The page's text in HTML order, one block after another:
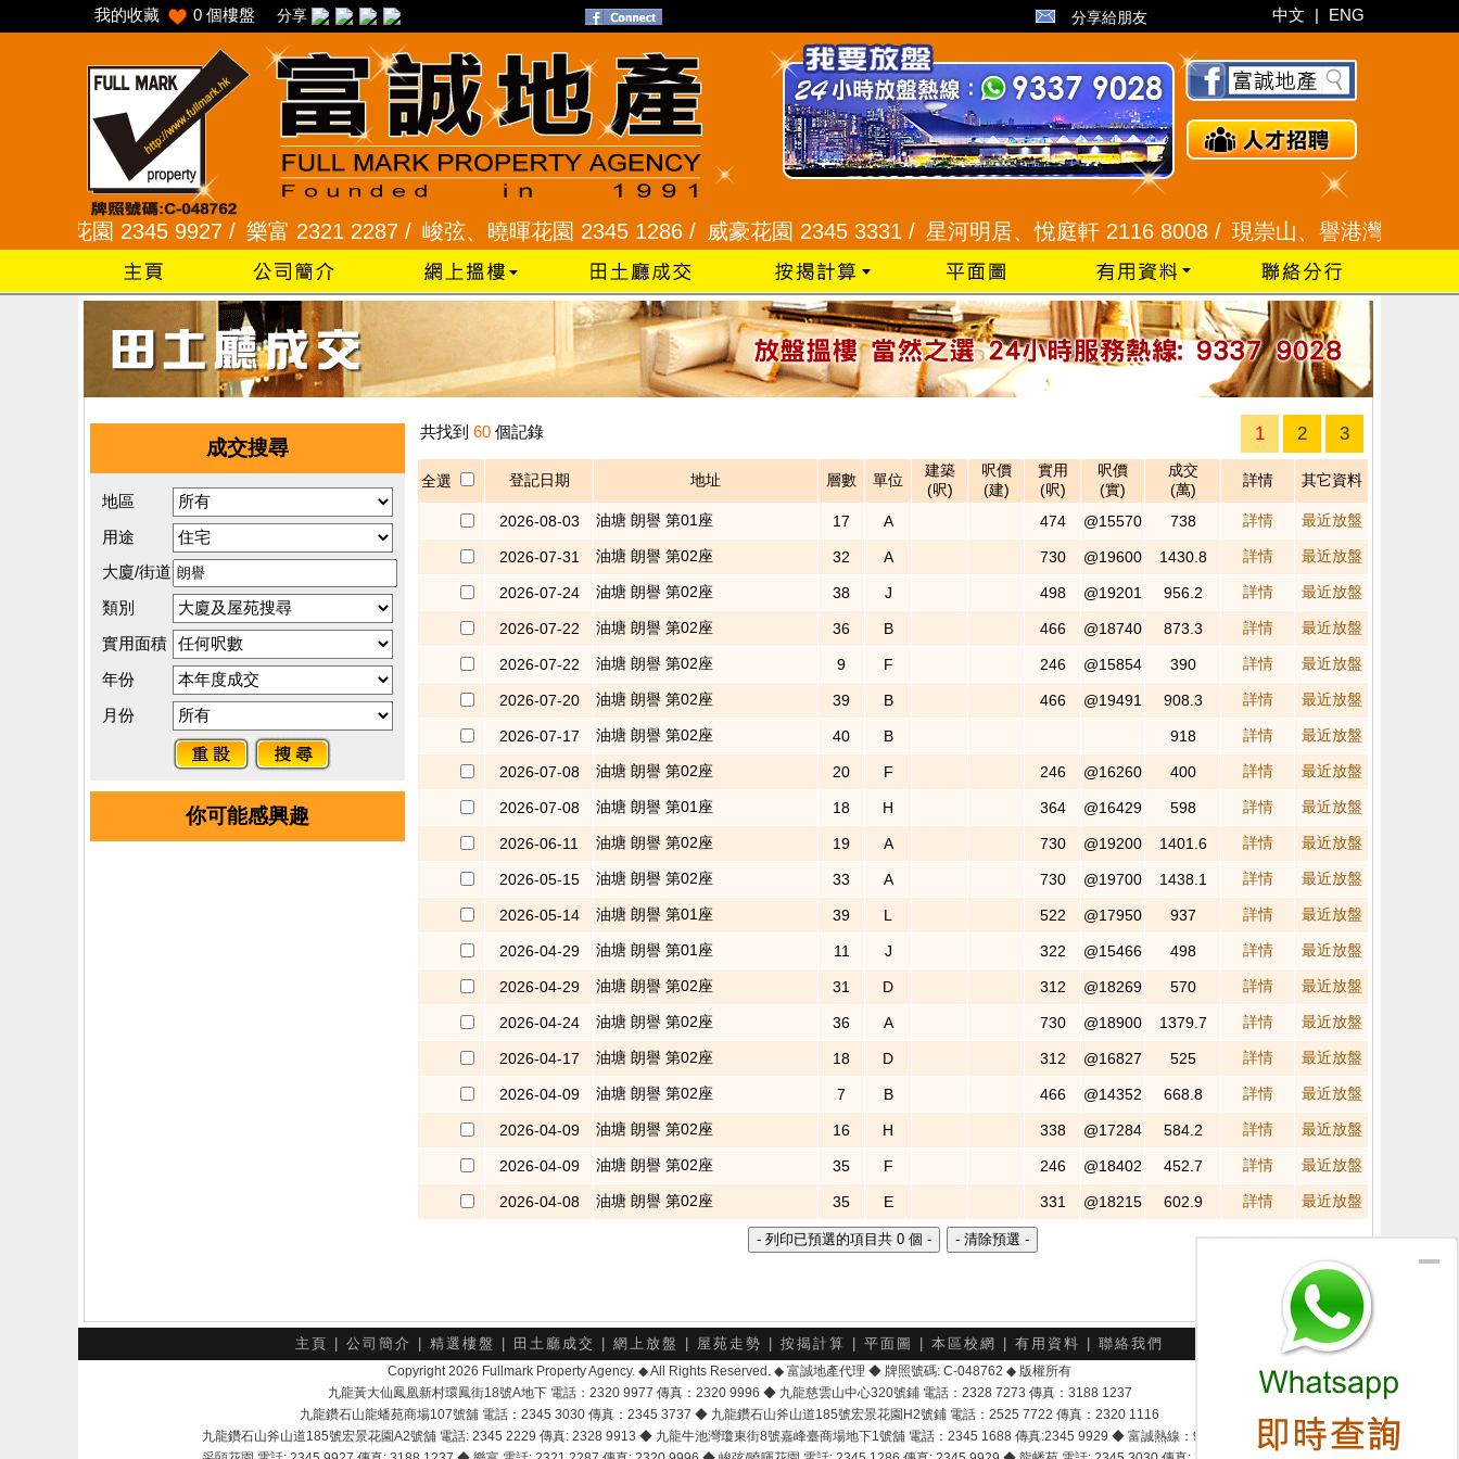
我的收藏 0 個樓盤 分享 分享給朋友 中文 | ENG
頣花園 2345 9927 /樂富 2321 2287 /峻弦、曉暉花園 2345 1286 /威豪花園 2345 3331 /星河明居、悅庭軒 2116 8008 /現崇山、譽港灣 2345
成交搜尋
地區
用途
大廈/街道
類別
實用面積
年份
月份
你可能感興趣
共找到 60 個記錄 1 2 3
全選 登記日期 地址 層數 單位
建築
(呎)
呎價
(建)
實用
(呎)
呎價
(實)
成交
(萬)
詳情 其它資料
2026-08-03 油塘 朗譽 第01座 17 A 474 @15570 738 詳情 最近放盤
2026-07-31 油塘 朗譽 第02座 32 A 730 @19600 1430.8 詳情 最近放盤
2026-07-24 油塘 朗譽 第02座 38 J 498 @19201 956.2 詳情 最近放盤
2026-07-22 油塘 朗譽 第02座 36 B 466 @18740 873.3 詳情 最近放盤
2026-07-22 油塘 朗譽 第02座 9 F 246 @15854 390 詳情 最近放盤
2026-07-20 油塘 朗譽 第02座 39 B 466 @19491 908.3 詳情 最近放盤
2026-07-17 油塘 朗譽 第02座 40 B 918 詳情 最近放盤
2026-07-08 油塘 朗譽 第02座 20 F 246 @16260 400 詳情 最近放盤
2026-07-08 油塘 朗譽 第01座 18 H 364 @16429 598 詳情 最近放盤
2026-06-11 油塘 朗譽 第02座 19 A 730 @19200 1401.6 詳情 最近放盤
2026-05-15 油塘 朗譽 第02座 33 A 730 @19700 1438.1 詳情 最近放盤
2026-05-14 油塘 朗譽 第01座 39 L 522 @17950 937 詳情 最近放盤
2026-04-29 油塘 朗譽 第01座 11 J 322 @15466 498 詳情 最近放盤
2026-04-29 油塘 朗譽 第02座 31 D 312 @18269 570 詳情 最近放盤
2026-04-24 油塘 朗譽 第02座 36 A 730 @18900 1379.7 詳情 最近放盤
2026-04-17 油塘 朗譽 第02座 18 D 312 @16827 525 詳情 最近放盤
2026-04-09 油塘 朗譽 第02座 7 B 466 @14352 668.8 詳情 最近放盤
2026-04-09 油塘 朗譽 第02座 16 H 338 @17284 584.2 詳情 最近放盤
2026-04-09 油塘 朗譽 第02座 35 F 246 @18402 452.7 詳情 最近放盤
2026-04-08 油塘 朗譽 第02座 35 E 331 @18215 602.9 詳情 最近放盤
2 3
主頁 公司簡介 精選樓盤 田土廳成交 網上放盤 屋苑走勢 按揭計算 平面圖 本區校網 有用資料 聯絡我們
Copyright 2026 Fullmark Property Agency. ◆ All Rights Reserved. ◆ 富誠地產代理 ◆ 牌照號碼: C-048762 ◆ 版權所有
九龍黃大仙鳳凰新村環鳳街18號A地下 電話：2320 9977 傳真：2320 9996 ◆ 九龍慈雲山中心320號鋪 電話：2328 7273 傳真：3188 1237
九龍鑽石山龍蟠苑商場107號舖 電話：2345 3030 傳真：2345 3737 ◆ 九龍鑽石山斧山道185號宏景花園H2號鋪 電話：2525 7722 傳真：2320 1116
九龍鑽石山斧山道185號宏景花園A2號舖 電話: 2345 2229 傳真: 2328 9913 ◆ 九龍牛池灣瓊東街8號嘉峰臺商場地下1號舖 電話：2345 1688 傳真:2345 9929 ◆ 富誠熱線：9337 9028